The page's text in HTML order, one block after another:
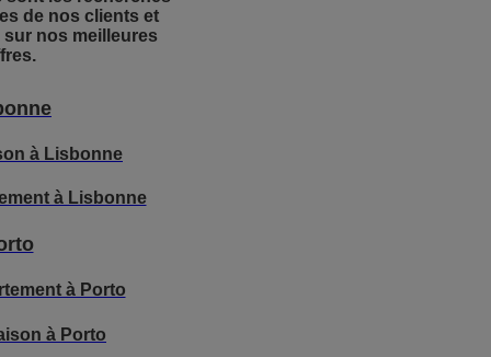
de nos clients et
nos meilleures
à Lisbonne
à Lisbonne
à Porto
à Porto